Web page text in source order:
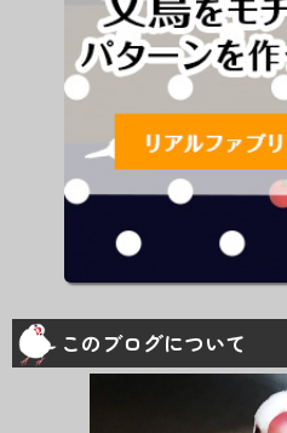
このブログについて